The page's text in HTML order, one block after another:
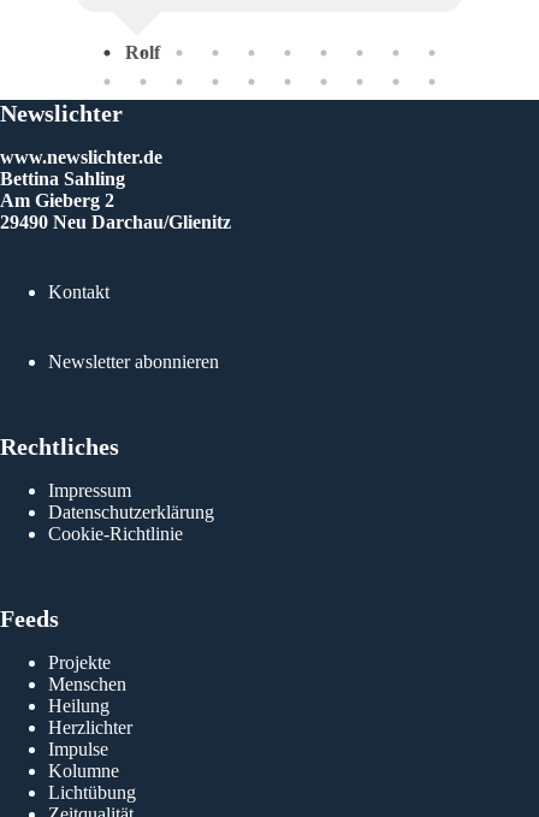
Rolf
Newslichter
www.newslichter.de
Bettina Sahling
Am Gieberg 2
29490 Neu Darchau/Glienitz
Kontakt
Newsletter abonnieren
Rechtliches
Impressum
Datenschutzerklärung
Cookie-Richtlinie
Feeds
Projekte
Menschen
Heilung
Herzlichter
Impulse
Kolumne
Lichtübung